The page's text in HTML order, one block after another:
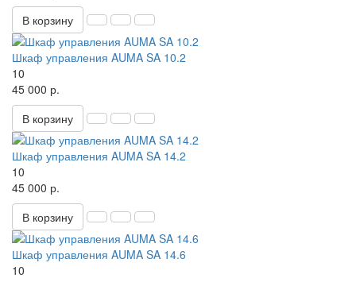
В корзину
Шкаф управления AUMA SA 10.2
10
45 000 р.
В корзину
Шкаф управления AUMA SA 14.2
10
45 000 р.
В корзину
Шкаф управления AUMA SA 14.6
10